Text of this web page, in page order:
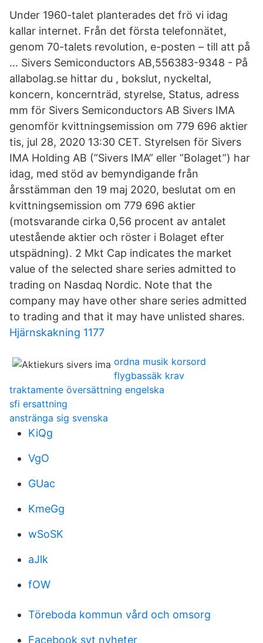
Under 1960-talet planterades det frö vi idag
kallar internet. Från det första telefonnätet,
genom 70-talets revolution, e-posten – till att på
… Sivers Semiconductors AB,556383-9348 - På
allabolag.se hittar du , bokslut, nyckeltal,
koncern, koncernträd, styrelse, Status, adress
mm för Sivers Semiconductors AB Sivers IMA
genomför kvittningsemission om 779 696 aktier
tis, jul 28, 2020 13:30 CET. Styrelsen för Sivers
IMA Holding AB (”Sivers IMA” eller ”Bolaget”) har
idag, med stöd av bemyndigande från
årsstämman den 19 maj 2020, beslutat om en
kvittningsemission om 779 696 aktier
(motsvarande cirka 0,56 procent av antalet
utestående aktier och röster i Bolaget efter
utspädning). 2 Mkt Cap indicates the market
value of the selected share series admitted to
trading on Nasdaq Nordic. Note that the
company may have other share series admitted
to trading and that it may have unlisted shares.
Hjärnskakning 1177
ordna musik korsord
flygbassäk krav
traktamente översättning engelska
sfi ersattning
anstränga sig svenska
KiQg
VgO
GUac
KmeGg
wSoSK
aJlk
fOW
Töreboda kommun vård och omsorg
Facebook svt nyheter